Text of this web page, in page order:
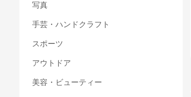
写真
手芸・ハンドクラフト
スポーツ
アウトドア
美容・ビューティー